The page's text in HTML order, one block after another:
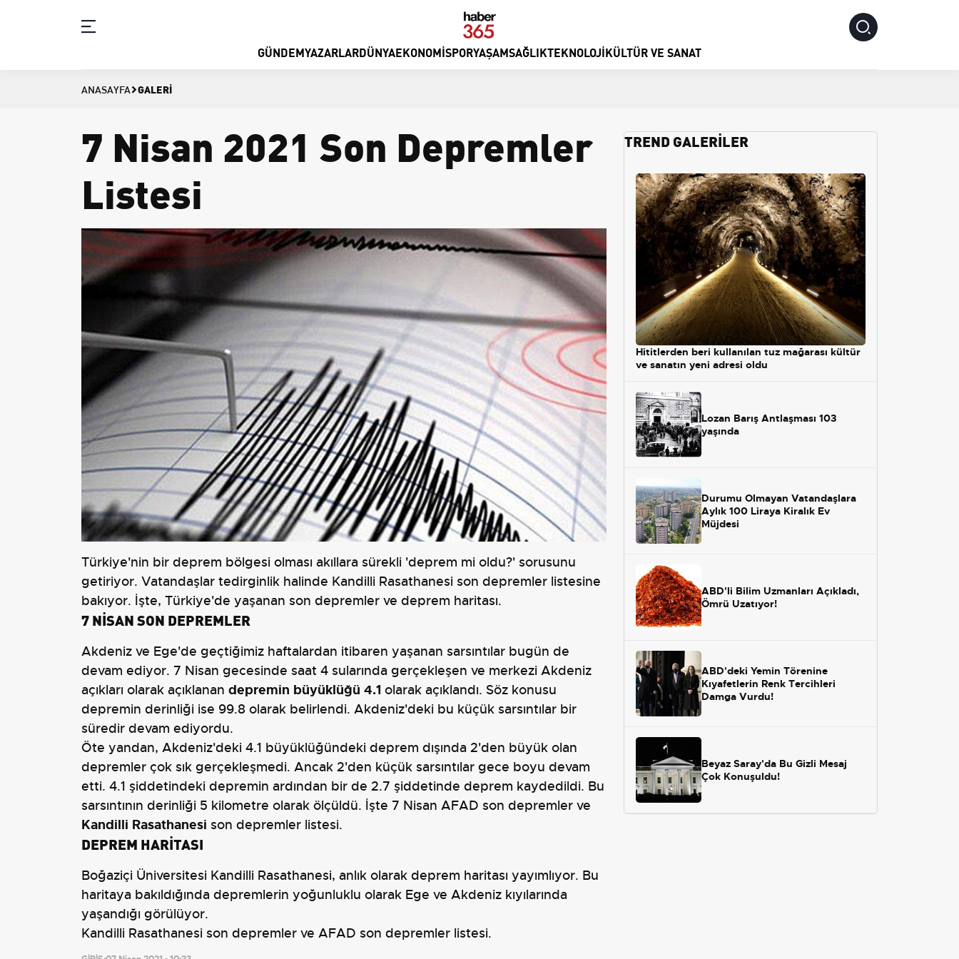
GÜNDEMYAZARLARDÜNYAEKONOMISPORYAŞAMSAĞLIKTEKNOLOJIKÜLTÜR VE SANAT
ANASAYFA GALERI
7 Nisan 2021 Son Depremler
Listesi
Türkiye'nin bir deprem bölgesi olması akıllara sürekli 'deprem mi oldu?' sorusunu
getiriyor. Vatandaşlar tedirginlik halinde Kandilli Rasathanesi son depremler listesine
bakıyor. İşte, Türkiye'de yaşanan son depremler ve deprem haritası.
7 NİSAN SON DEPREMLER
Akdeniz ve Ege'de geçtiğimiz haftalardan itibaren yaşanan sarsıntılar bugün de
devam ediyor. 7 Nisan gecesinde saat 4 sularında gerçekleşen ve merkezi Akdeniz
açıkları olarak açıklanan depremin büyüklüğü 4.1 olarak açıklandı. Söz konusu
depremin derinliği ise 99.8 olarak belirlendi. Akdeniz'deki bu küçük sarsıntılar bir
süredir devam ediyordu.
Öte yandan, Akdeniz'deki 4.1 büyüklüğündeki deprem dışında 2'den büyük olan
depremler çok sık gerçekleşmedi. Ancak 2'den küçük sarsıntılar gece boyu devam
etti. 4.1 şiddetindeki depremin ardından bir de 2.7 şiddetinde deprem kaydedildi. Bu
sarsıntının derinliği 5 kilometre olarak ölçüldü. İşte 7 Nisan AFAD son depremler ve
Kandilli Rasathanesi son depremler listesi.
DEPREM HARİTASI
Boğaziçi Üniversitesi Kandilli Rasathanesi, anlık olarak deprem haritası yayımlıyor. Bu
haritaya bakıldığında depremlerin yoğunluklu olarak Ege ve Akdeniz kıyılarında
yaşandığı görülüyor.
Kandilli Rasathanesi son depremler ve AFAD son depremler listesi.
TREND GALERİLER
Hititlerden beri kullanılan tuz mağarası kültür
ve sanatın yeni adresi oldu
Lozan Barış Antlaşması 103
yaşında
Durumu Olmayan Vatandaşlara
Aylık 100 Liraya Kiralık Ev
Müjdesi
ABD'li Bilim Uzmanları Açıkladı,
Ömrü Uzatıyor!
ABD'deki Yemin Törenine
Kıyafetlerin Renk Tercihleri
Damga Vurdu!
Beyaz Saray'da Bu Gizli Mesaj
Çok Konuşuldu!